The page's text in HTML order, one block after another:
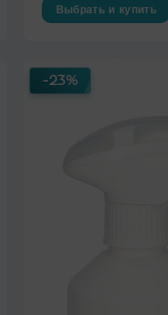
Выбрать и купить
имеет
несколько
-23%